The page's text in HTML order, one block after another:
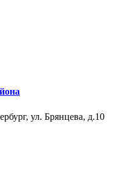
ул. Брянцева, д.10